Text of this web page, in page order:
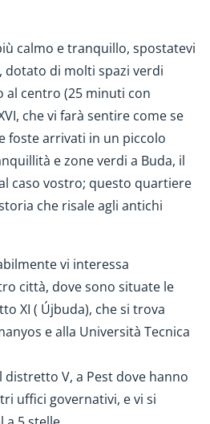
calmo e tranquillo, spostatevi
dotato di molti spazi verdi
al centro (25 minuti con
che vi farà sentire come se
foste arrivati in un piccolo
e zone verdi a Buda, il
caso vostro; questo quartiere
che risale agli antichi
vi interessa
città, dove sono situate le
XI ( Újbuda), che si trova
e alla Università Tecnica
distretto V, a Pest dove hanno
uffici governativi, e vi si